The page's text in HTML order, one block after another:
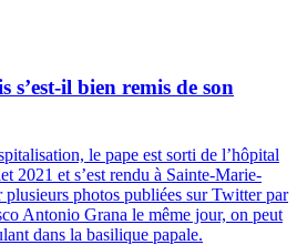
s’est-il bien remis de son
le pape est sorti de l’hôpital
2021 et s’est rendu à Sainte-Marie-
photos publiées sur Twitter par
Antonio Grana le même jour, on peut
dans la basilique papale.